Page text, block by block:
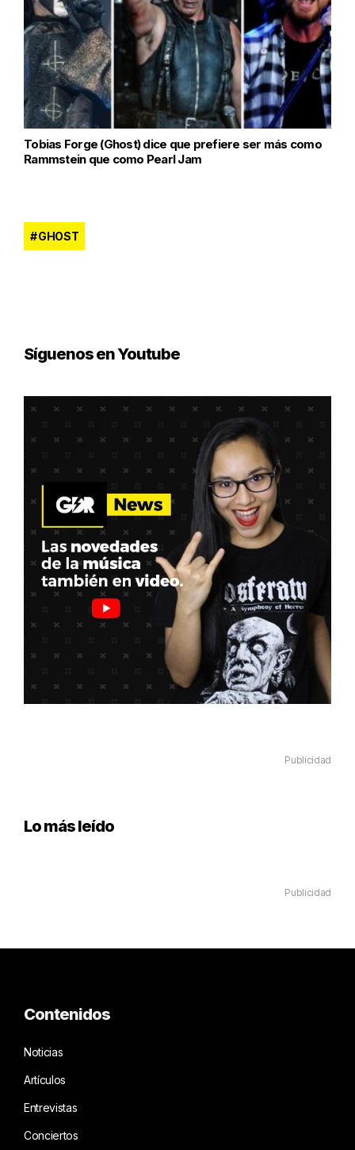
Tobias Forge (Ghost) dice que prefiere ser más como
Rammstein que como Pearl Jam
GHOST
Síguenos en Youtube
Publicidad
Lo más leído
Publicidad
Contenidos
Noticias
Artículos
Entrevistas
Conciertos